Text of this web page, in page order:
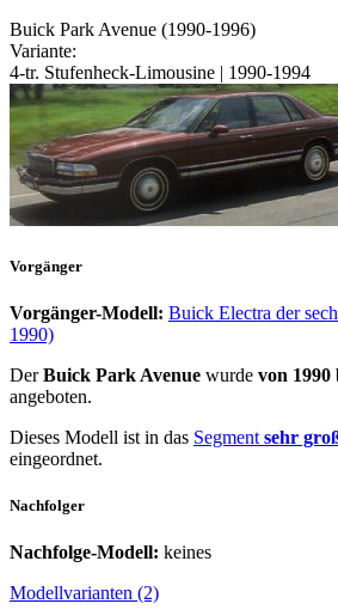
Buick Park Avenue (1990-1996)
Variante:
4-tr. Stufenheck-Limousine | 1990-1994
Vorgänger
Vorgänger-Modell: Buick Electra der
1990)
DerBuick Park Avenue wurde von 1990
angeboten.
Dieses Modell ist in das Segment sehr
eingeordnet.
Nachfolger
Nachfolge-Modell: keines
Modellvarianten (2)